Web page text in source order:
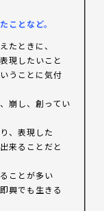
ことなど。
たときに、
現したいこと
うことに気付
崩し、創ってい
、表現した
来ることだと
ことが多い
興でも生きる